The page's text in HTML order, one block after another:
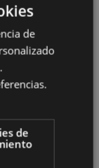
de
de